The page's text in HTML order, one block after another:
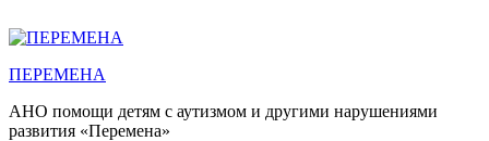
к
ПЕРЕМЕНА
АНО помощи детям с аутизмом и другими нарушениями
развития «Перемена»